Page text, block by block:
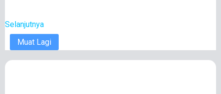
Selanjutnya
Muat Lagi